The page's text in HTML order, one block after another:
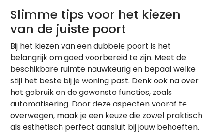
Slimme tips voor het kiezen
van de juiste poort
Bij het kiezen van een dubbele poort is het
belangrijk om goed voorbereid te zijn. Meet de
beschikbare ruimte nauwkeurig en bepaal welke
stijl het beste bij je woning past. Denk ook na over
het gebruik en de gewenste functies, zoals
automatisering. Door deze aspecten vooraf te
overwegen, maak je een keuze die zowel praktisch
als esthetisch perfect aansluit bij jouw behoeften.